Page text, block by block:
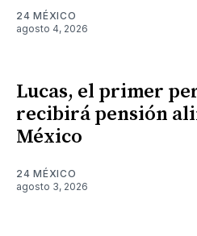
24 MÉXICO
agosto 4, 2026
Lucas, el primer
recibirá pensión
México
24 MÉXICO
agosto 3, 2026